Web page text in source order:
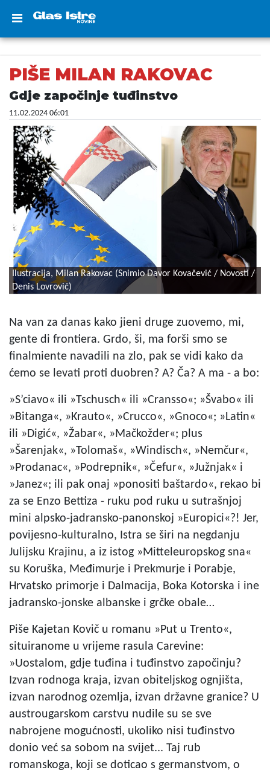
PIŠE MILAN RAKOVAC
Gdje započinje tuđinstvo
11.02.2024 06:01
Ilustracija, Milan Rakovac (Snimio Davor Kovačević / Novosti /
Denis Lovrović)
Na van za danas kako jieni druge zuovemo, mi,
gente di frontiera. Grdo, ši, ma forši smo se
finalmiente navadili na zlo, pak se vidi kako da
ćemo se levati proti duobren? A? Ča? A ma - a bo:
»S’ciavo« ili »Tschusch« ili »Cransso«; »Švabo« ili
»Bitanga«, »Krauto«, »Crucco«, »Gnoco«; »Latin«
ili »Digić«, »Žabar«, »Mačkožder«; plus
»Šarenjak«, »Tolomaš«, »Windisch«, »Nemčur«,
»Prodanac«, »Podrepnik«, »Čefur«, »Južnjak« i
»Janez«; ili pak onaj »ponositi baštardo«, rekao bi
za se Enzo Bettiza - ruku pod ruku u sutrašnjoj
mini alpsko-jadransko-panonskoj »Europici«?! Jer,
povijesno-kulturalno, Istra se širi na negdanju
Julijsku Krajinu, a iz istog »Mitteleuropskog sna«
su Koruška, Međimurje i Prekmurje i Porabje,
Hrvatsko primorje i Dalmacija, Boka Kotorska i ine
jadransko-jonske albanske i grčke obale…
Piše Kajetan Kovič u romanu »Put u Trento«,
situiranome u vrijeme rasula Carevine:
»Uostalom, gdje tuđina i tuđinstvo započinju?
Izvan rodnoga kraja, izvan obiteljskog ognjišta,
izvan narodnog ozemlja, izvan državne granice? U
austrougarskom carstvu nudile su se sve
nabrojene mogućnosti, ukoliko nisi tuđinstvo
donio već sa sobom na svijet... Taj rub
romanskoga, koji se doticao s germanstvom, o